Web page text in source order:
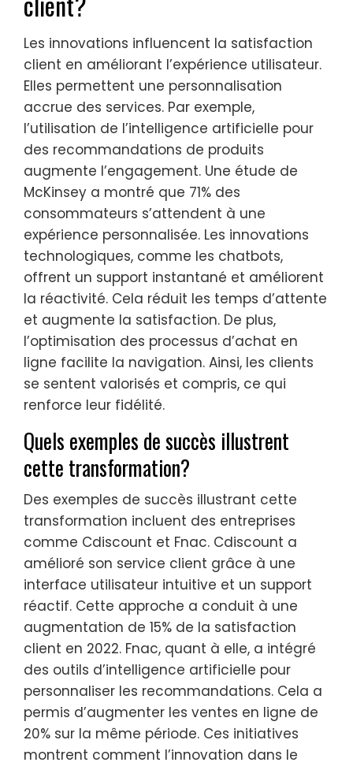
Les innovations influencent la satisfaction
client en améliorant l’expérience utilisateur.
Elles permettent une personnalisation
accrue des services. Par exemple,
l’utilisation de l’intelligence artificielle pour
des recommandations de produits
augmente l’engagement. Une étude de
McKinsey a montré que 71% des
consommateurs s’attendent à une
expérience personnalisée. Les innovations
technologiques, comme les chatbots,
offrent un support instantané et améliorent
la réactivité. Cela réduit les temps d’attente
et augmente la satisfaction. De plus,
l’optimisation des processus d’achat en
ligne facilite la navigation. Ainsi, les clients
se sentent valorisés et compris, ce qui
renforce leur fidélité.
Quels exemples de succès illustrent
cette transformation?
Des exemples de succès illustrant cette
transformation incluent des entreprises
comme Cdiscount et Fnac. Cdiscount a
amélioré son service client grâce à une
interface utilisateur intuitive et un support
réactif. Cette approche a conduit à une
augmentation de 15% de la satisfaction
client en 2022. Fnac, quant à elle, a intégré
des outils d’intelligence artificielle pour
personnaliser les recommandations. Cela a
permis d’augmenter les ventes en ligne de
20% sur la même période. Ces initiatives
montrent comment l’innovation dans le